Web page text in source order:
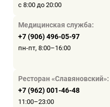
с 8:00 до 20:00
Медицинская служба:
+7 (906) 496-05-97
пн-пт, 8:00–16:00
Ресторан «Славяновский»:
+7 (962) 001-46-48
11:00–23:00